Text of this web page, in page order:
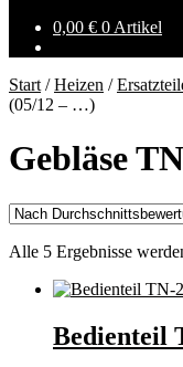
0,00 € 0 Artikel
Start /Heizen /
(05/12 – …)
Gebläse
Alle 5 Ergebnisse
Bedienteil